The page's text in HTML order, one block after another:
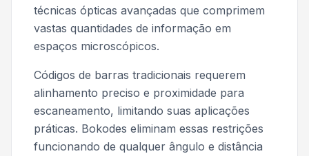
técnicas ópticas avançadas que comprimem
vastas quantidades de informação em
espaços microscópicos.
Códigos de barras tradicionais requerem
alinhamento preciso e proximidade para
escaneamento, limitando suas aplicações
práticas. Bokodes eliminam essas restrições
funcionando de qualquer ângulo e distância